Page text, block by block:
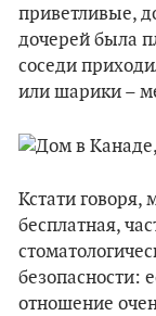
приветливые,
дочерей была
соседи
или шарики –
Кстати говоря,
бесплатная,
безопасности:
отношение